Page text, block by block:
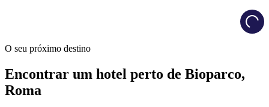
O seu próximo destino
Encontrar um hotel perto de Bioparco,
Roma